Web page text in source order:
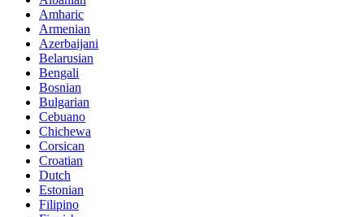
Amharic
Armenian
Azerbaijani
Belarusian
Bengali
Bosnian
Bulgarian
Cebuano
Chichewa
Corsican
Croatian
Dutch
Estonian
Filipino